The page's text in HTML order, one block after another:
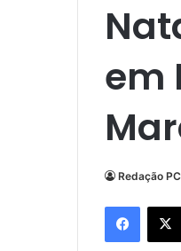
em
Redação PC